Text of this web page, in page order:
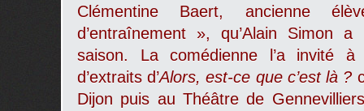
Clémentine Baert, ancienne
d’entraînement », qu’Alain Simon
saison. La comédienne l’a invité
d’extraits d’Alors, est-ce que c’est là ?
Dijon puis au Théâtre de